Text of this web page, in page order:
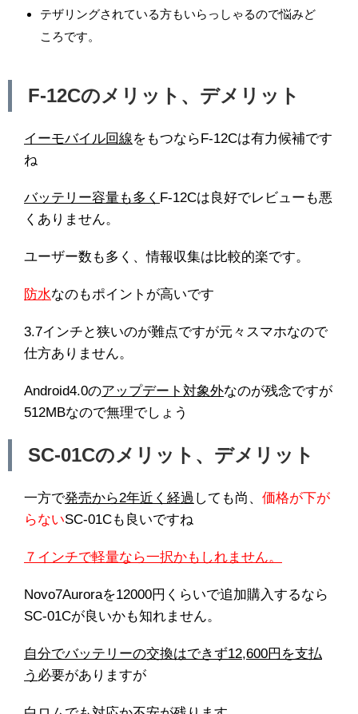
テザリングされている方もいらっしゃるので悩みど
ころです。
F-12Cのメリット、デメリット
イーモバイル回線をもつならF-12Cは有力候補です
ね
バッテリー容量も多く F-12Cは良好でレビューも悪
くありません。
ユーザー数も多く、情報収集は比較的楽です。
防水なのもポイントが高いです
3.7インチと狭いのが難点ですが元々スマホなので
仕方ありません。
Android4.0のアップデート対象外なのが残念ですが
512MBなので無理でしょう
SC-01Cのメリット、デメリット
一方で発売から2年近く経過 しても尚、 価格が下が
らないSC-01Cも良いですね
７インチで軽量なら一択かもしれません。
Novo7Auroraを12000円くらいで追加購入するなら
SC-01Cが良いかも知れません。
自分でバッテリーの交換はできず12,600円を支払
う 必要がありますが